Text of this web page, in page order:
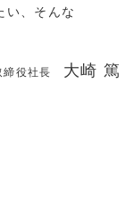
い、そんな
締役社長 大崎 篤